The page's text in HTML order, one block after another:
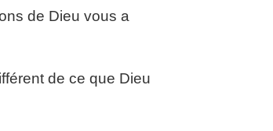
de Dieu vous a
de ce que Dieu